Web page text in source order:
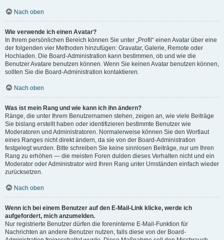
Nach oben
Wie verwende ich einen Avatar?
In Ihrem persönlichen Bereich können Sie unter „Profil“ einen Avatar über eine
der folgenden vier Methoden hinzufügen: Gravatar, Galerie, Remote oder
Hochladen. Die Board-Administration kann bestimmen, ob und wie die
Benutzer Avatare benutzen können. Wenn Sie keinen Avatar benutzen können,
sollten Sie die Board-Administration kontaktieren.
Nach oben
Was ist mein Rang und wie kann ich ihn ändern?
Ränge, die unter Ihrem Benutzernamen stehen, zeigen an, wie viele Beiträge
Sie bislang erstellt haben oder identifizieren bestimmte Benutzer wie
Moderatoren und Administratoren. Normalerweise können Sie den Wortlaut
eines Ranges nicht direkt ändern, da sie von der Board-Administration
festgelegt wurden. Bitte schreiben Sie keine sinnlosen Beiträge, nur um Ihren
Rang zu erhöhen — die meisten Foren dulden dieses Verhalten nicht und ein
Moderator oder Administrator wird Ihren Rang unter Umständen einfach wieder
zurücksetzen.
Nach oben
Wenn ich bei einem Benutzer auf den E-Mail-Link klicke, werde ich
aufgefordert, mich anzumelden.
Nur registrierte Benutzer dürfen die foreninterne E-Mail-Funktion für
Nachrichten an andere Benutzer nutzen, falls diese von der Board-